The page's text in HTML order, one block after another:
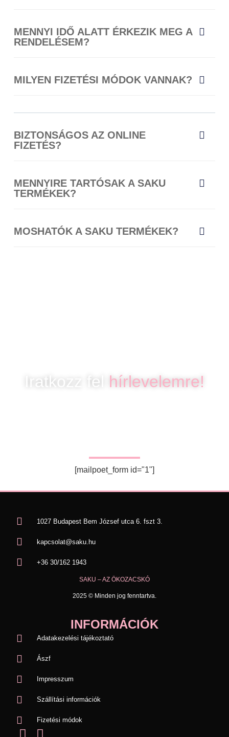
MENNYI IDŐ ALATT ÉRKEZIK MEG A
RENDELÉSEM?
MILYEN FIZETÉSI MÓDOK VANNAK?
BIZTONSÁGOS AZ ONLINE
FIZETÉS?
MENNYIRE TARTÓSAK A SAKU
TERMÉKEK?
MOSHATÓK A SAKU TERMÉKEK?
Iratkozz fel hírlevelemre!
[mailpoet_form id="1"]
1027 Budapest Bem József utca 6. fszt 3.
kapcsolat@saku.hu
+36 30/162 1943
SAKU – AZ ÖKOZACSKÓ
2025 © Minden jog fenntartva.
INFORMÁCIÓK
Adatakezelési tájékoztató
Ászf
Impresszum
Szállítási információk
Fizetési módok